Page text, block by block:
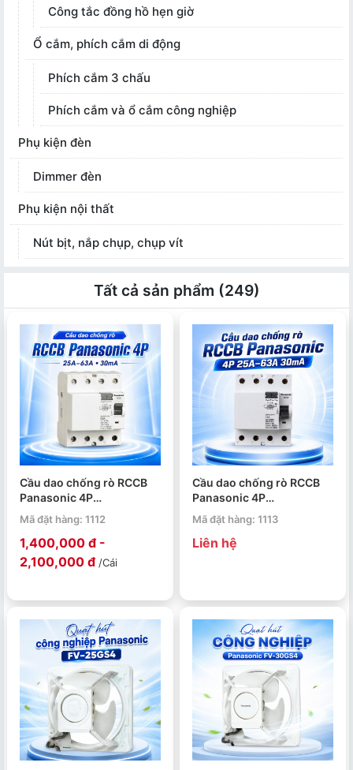
Công tắc đồng hồ hẹn giờ
Ổ cắm, phích cắm di động
Phích cắm 3 chấu
Phích cắm và ổ cắm công nghiệp
Phụ kiện đèn
Dimmer đèn
Phụ kiện nội thất
Nút bịt, nắp chụp, chụp vít
Tất cả sản phẩm (249)
Cầu dao chống rò RCCB
Panasonic 4P
BBDR42530HV,
BBDR43230HV,
BBDR44030HV,
BBDR46330HV 30mA
Mã đặt hàng: 1112
1,400,000 đ -
2,100,000 đ /Cái
Cầu dao chống rò RCCB
Panasonic 4P
BBDR42530V,
BBDR43230V,
BBDR44030V,
Mã đặt hàng: 1113
Liên hệ